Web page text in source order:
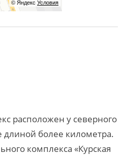
© Яндекс Условия
расположен у северного
длиной более километра.
комплекса «Курская